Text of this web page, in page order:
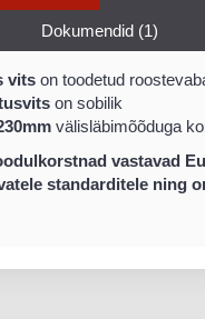
Dokumendid (1)
vits on toodetud
on sobilik
välisläbimõõduga
vastavad
standarditele ning